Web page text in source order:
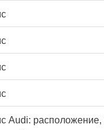
Audi: расположение,